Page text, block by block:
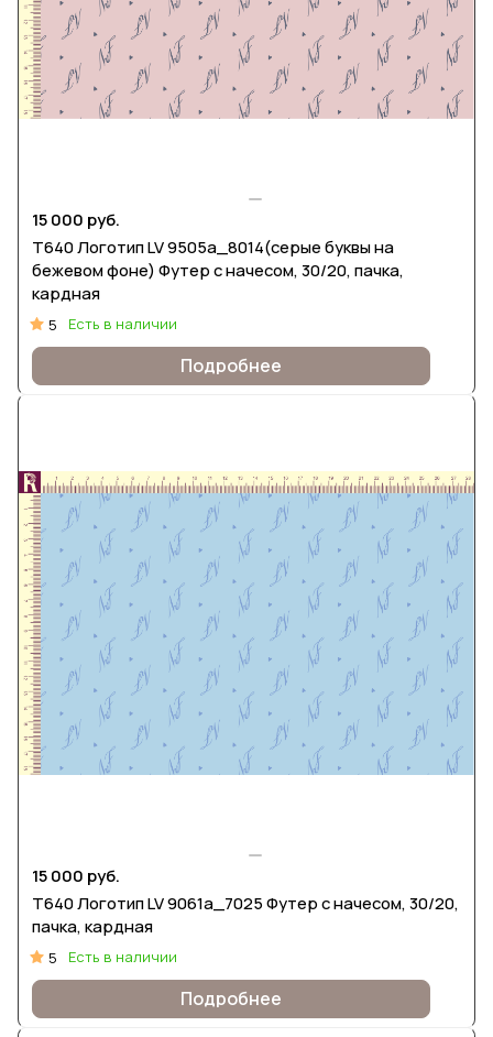
15 000 руб.
Т640 Логотип LV 9505а_8014(серые буквы на
бежевом фоне) Футер с начесом, 30/20, пачка,
кардная
5 Есть в наличии
Подробнее
15 000 руб.
Т640 Логотип LV 9061а_7025 Футер с начесом, 30/20,
пачка, кардная
5 Есть в наличии
Подробнее